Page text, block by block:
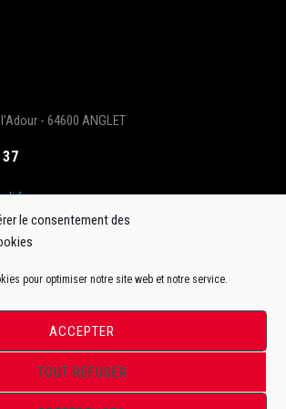
le consentement des
pour optimiser notre site web et notre service.
ACCEPTER
TOUT REFUSER
- 64600 ANGLET
Hormadi Pays Basque - Synerglace Ligue Magnus